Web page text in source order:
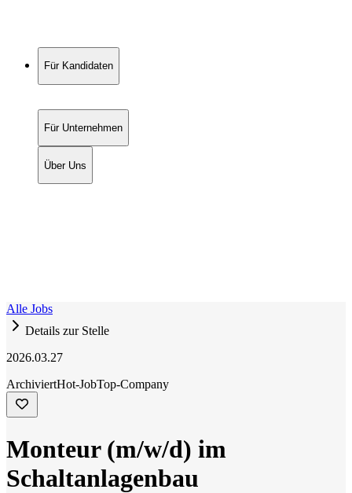
Für Kandidaten
Für Unternehmen
Über Uns
Alle Jobs
Details zur Stelle
2026.03.27
ArchiviertHot-JobTop-Company
Monteur (m/w/d) im
Schaltanlagenbau